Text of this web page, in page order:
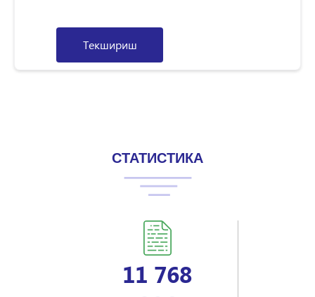
Текшириш
СТАТИСТИКА
11 768